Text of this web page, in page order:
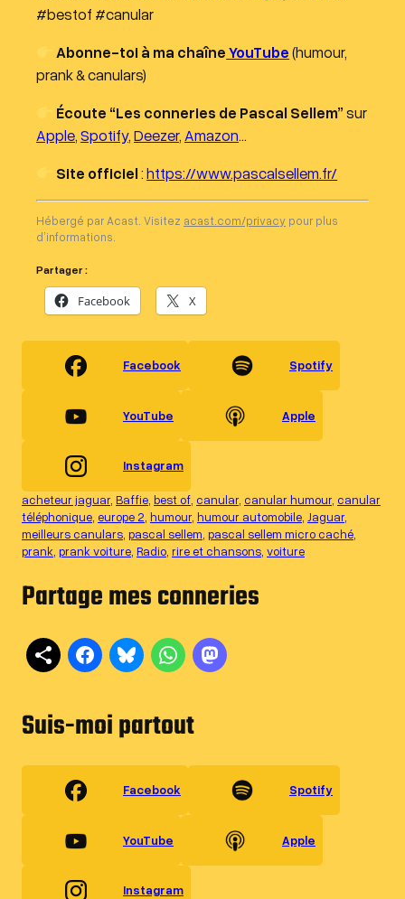
#bestof #canular
Abonne-toi à ma chaîneYouTube(humour,
prank & canulars)
Écoute “Les conneries de Pascal Sellem”sur
Apple,Spotify,Deezer, Amazon…
Site officiel:https://www.pascalsellem.fr/
Hébergé par Acast. Visitez acast.com/privacy pour plus
d’informations.
Partager :
Facebook X
Facebook Spotify
YouTube Apple
Instagram
acheteur jaguar Baffie best of canular canular humour canular
téléphonique europe 2 humour humour automobile Jaguar
meilleurs canulars pascal sellem pascal sellem micro caché
prank prank voiture Radio rire et chansons voiture
Partage mes conneries
Suis-moi partout
Facebook Spotify
YouTube Apple
Instagram